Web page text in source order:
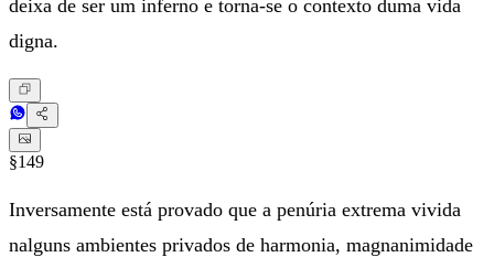
deixa de ser um inferno e torna-se o contexto duma vida
digna.
§149
Inversamente está provado que a penúria extrema vivida
nalguns ambientes privados de harmonia, magnanimidade